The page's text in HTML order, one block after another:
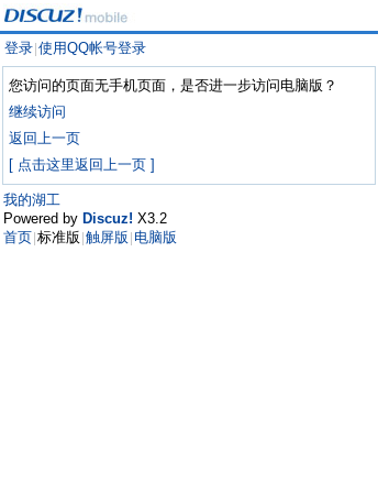
登录 使用QQ帐号登录
您访问的页面无手机页面，是否进一步访问电脑版？
继续访问
返回上一页
[ 点击这里返回上一页 ]
我的湖工
Powered by Discuz! X3.2
首页 标准版 触屏版 电脑版